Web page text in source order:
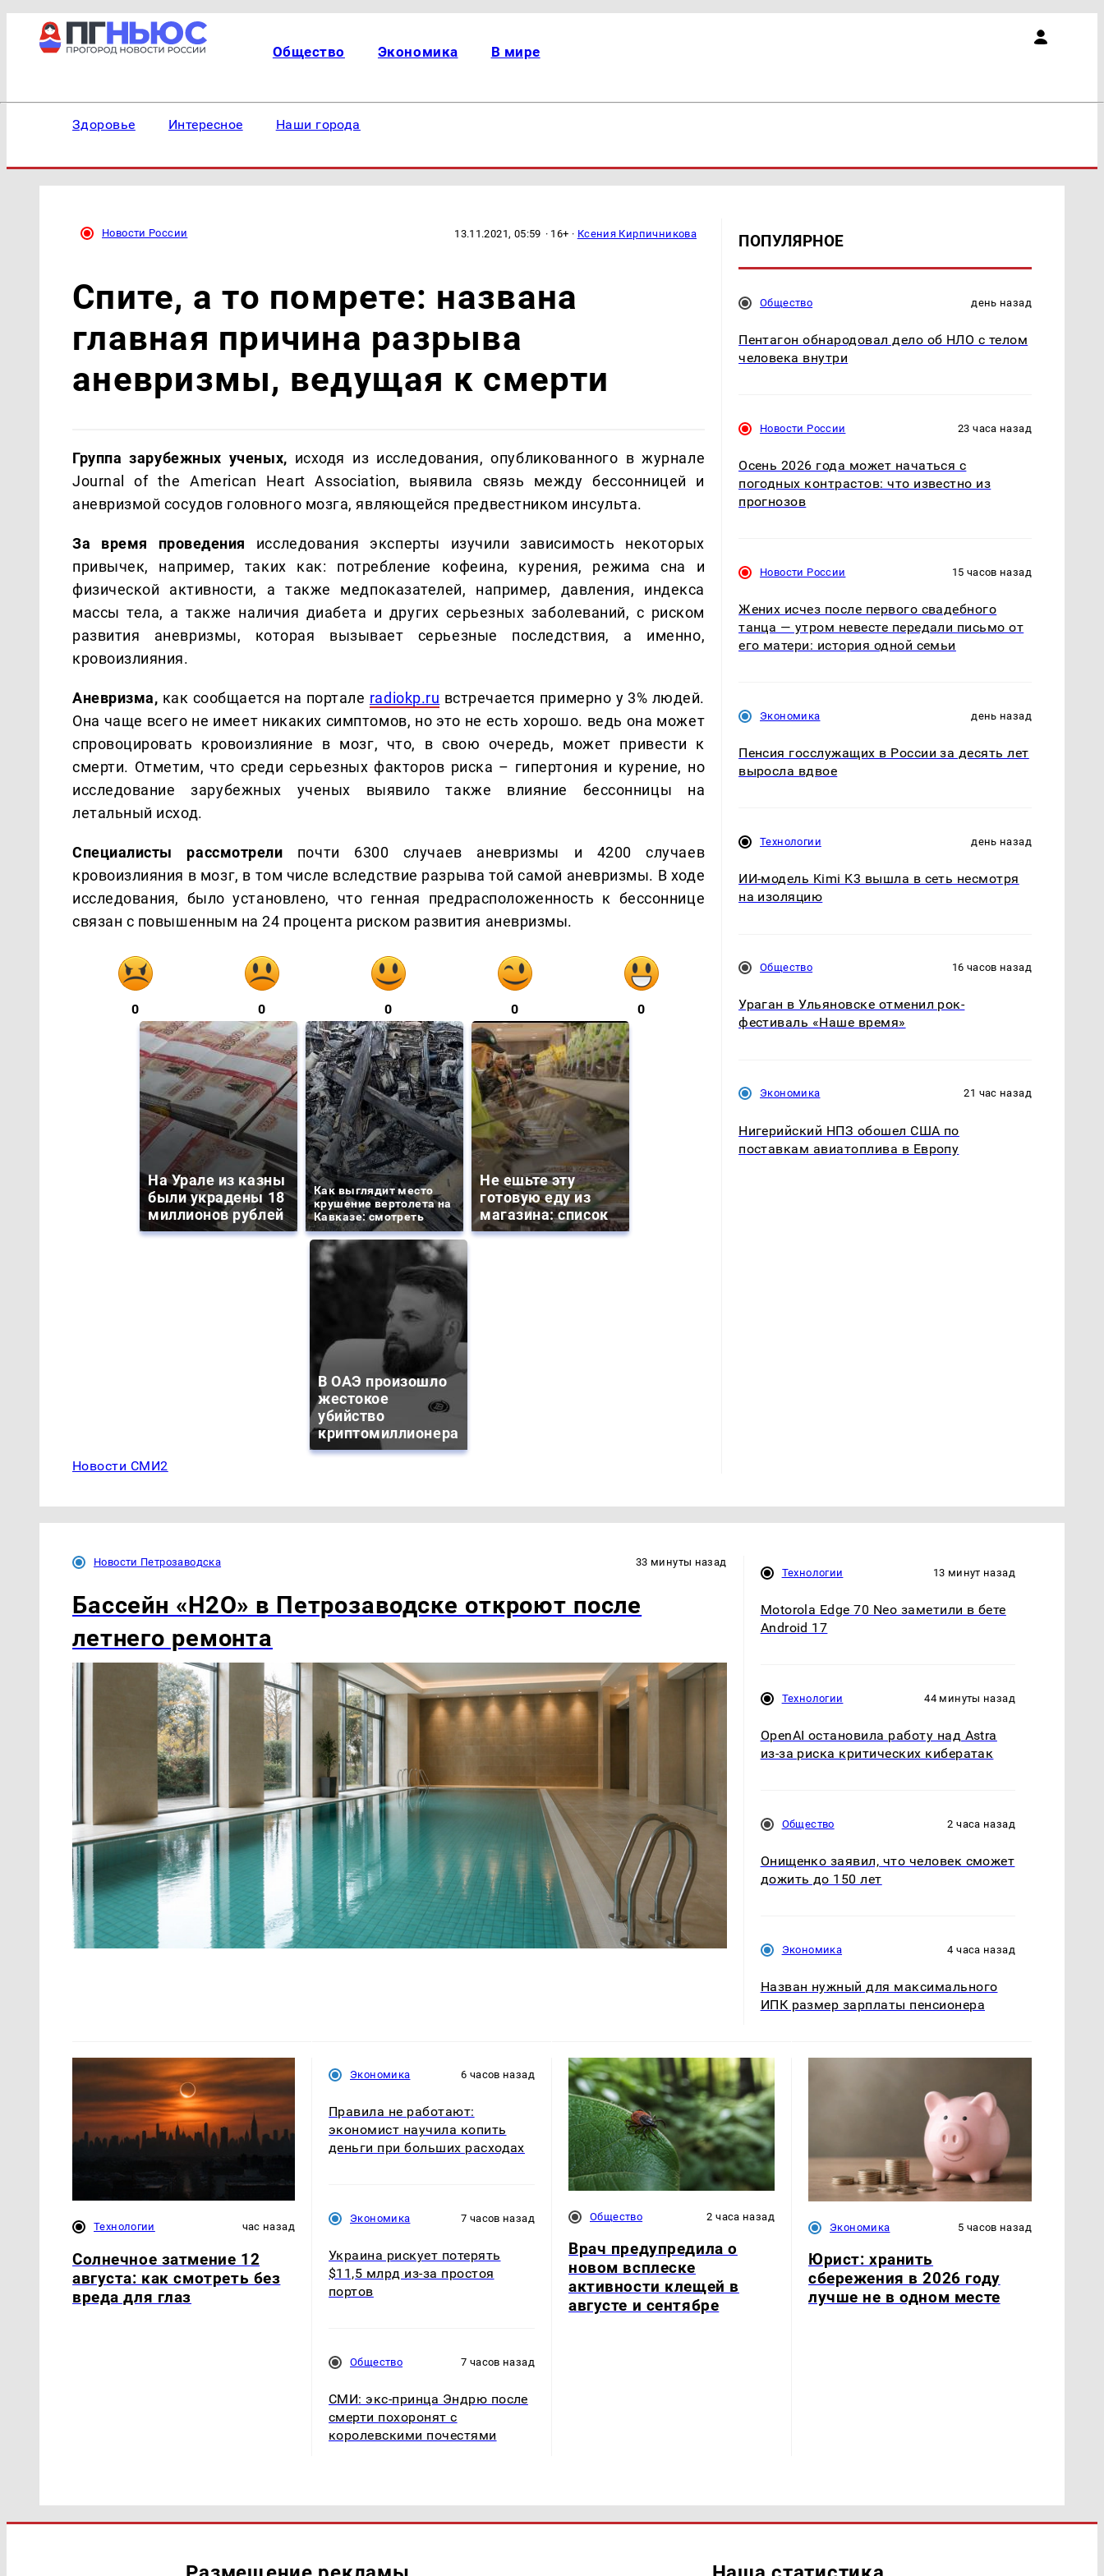
Общество Экономика В мире
Здоровье Интересное Наши города
Новости России 13.11.2021, 05:59 · 16+ · Ксения Кирпичникова
Спите, а то помрете: названа
главная причина разрыва
аневризмы, ведущая к смерти
Группа зарубежных ученых, исходя из исследования, опубликованного в журнале
Journal of the American Heart Association, выявила связь между бессонницей и
аневризмой сосудов головного мозга, являющейся предвестником инсульта.
За время проведения исследования эксперты изучили зависимость некоторых
привычек, например, таких как: потребление кофеина, курения, режима сна и
физической активности, а также медпоказателей, например, давления, индекса
массы тела, а также наличия диабета и других серьезных заболеваний, с риском
развития аневризмы, которая вызывает серьезные последствия, а именно,
кровоизлияния.
Аневризма, как сообщается на портале radiokp.ru встречается примерно у 3% людей.
Она чаще всего не имеет никаких симптомов, но это не есть хорошо. ведь она может
спровоцировать кровоизлияние в мозг, что, в свою очередь, может привести к
смерти. Отметим, что среди серьезных факторов риска – гипертония и курение, но
исследование зарубежных ученых выявило также влияние бессонницы на
летальный исход.
Специалисты рассмотрели почти 6300 случаев аневризмы и 4200 случаев
кровоизлияния в мозг, в том числе вследствие разрыва той самой аневризмы. В ходе
исследования, было установлено, что генная предрасположенность к бессоннице
связан с повышенным на 24 процента риском развития аневризмы.
0 0 0 0 0
На Урале из казны
были украдены 18
миллионов рублей
Как выглядит место
крушение вертолета на
Кавказе: смотреть
Не ешьте эту
готовую еду из
магазина: список
В ОАЭ произошло
жестокое
убийство
криптомиллионера
Новости СМИ2
ПОПУЛЯРНОЕ
Общество день назад
Пентагон обнародовал дело об НЛО с телом
человека внутри
Новости России 23 часа назад
Осень 2026 года может начаться с
погодных контрастов: что известно из
прогнозов
Новости России 15 часов назад
Жених исчез после первого свадебного
танца — утром невесте передали письмо от
его матери: история одной семьи
Экономика день назад
Пенсия госслужащих в России за десять лет
выросла вдвое
Технологии день назад
ИИ-модель Kimi K3 вышла в сеть несмотря
на изоляцию
Общество 16 часов назад
Ураган в Ульяновске отменил рок-
фестиваль «Наше время»
Экономика 21 час назад
Нигерийский НПЗ обошел США по
поставкам авиатоплива в Европу
Новости Петрозаводска 33 минуты назад
Бассейн «H2O» в Петрозаводске откроют после
летнего ремонта
Технологии 13 минут назад
Motorola Edge 70 Neo заметили в бете
Android 17
Технологии 44 минуты назад
OpenAI остановила работу над Astra
из-за риска критических кибератак
Общество 2 часа назад
Онищенко заявил, что человек сможет
дожить до 150 лет
Экономика 4 часа назад
Назван нужный для максимального
ИПК размер зарплаты пенсионера
Технологии час назад
Солнечное затмение 12
августа: как смотреть без
вреда для глаз
Экономика 6 часов назад
Правила не работают:
экономист научила копить
деньги при больших расходах
Экономика 7 часов назад
Украина рискует потерять
$11,5 млрд из-за простоя
портов
Общество 7 часов назад
СМИ: экс-принца Эндрю после
смерти похоронят с
королевскими почестями
Общество 2 часа назад
Врач предупредила о
новом всплеске
активности клещей в
августе и сентябре
Экономика 5 часов назад
Юрист: хранить
сбережения в 2026 году
лучше не в одном месте